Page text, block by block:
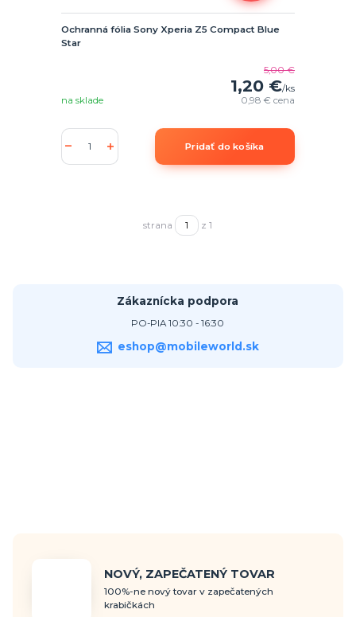
Ochranná fólia Sony Xperia Z5 Compact Blue
Star
5,00 €
1,20 €/ks
0,98 €cena
na sklade
Pridať do košíka
strana z 1
Zákaznícka podpora
PO-PIA 10:30 - 16:30
eshop@mobileworld.sk
NOVÝ, ZAPEČATENÝ TOVAR
100%-ne nový tovar v zapečatených
krabičkách